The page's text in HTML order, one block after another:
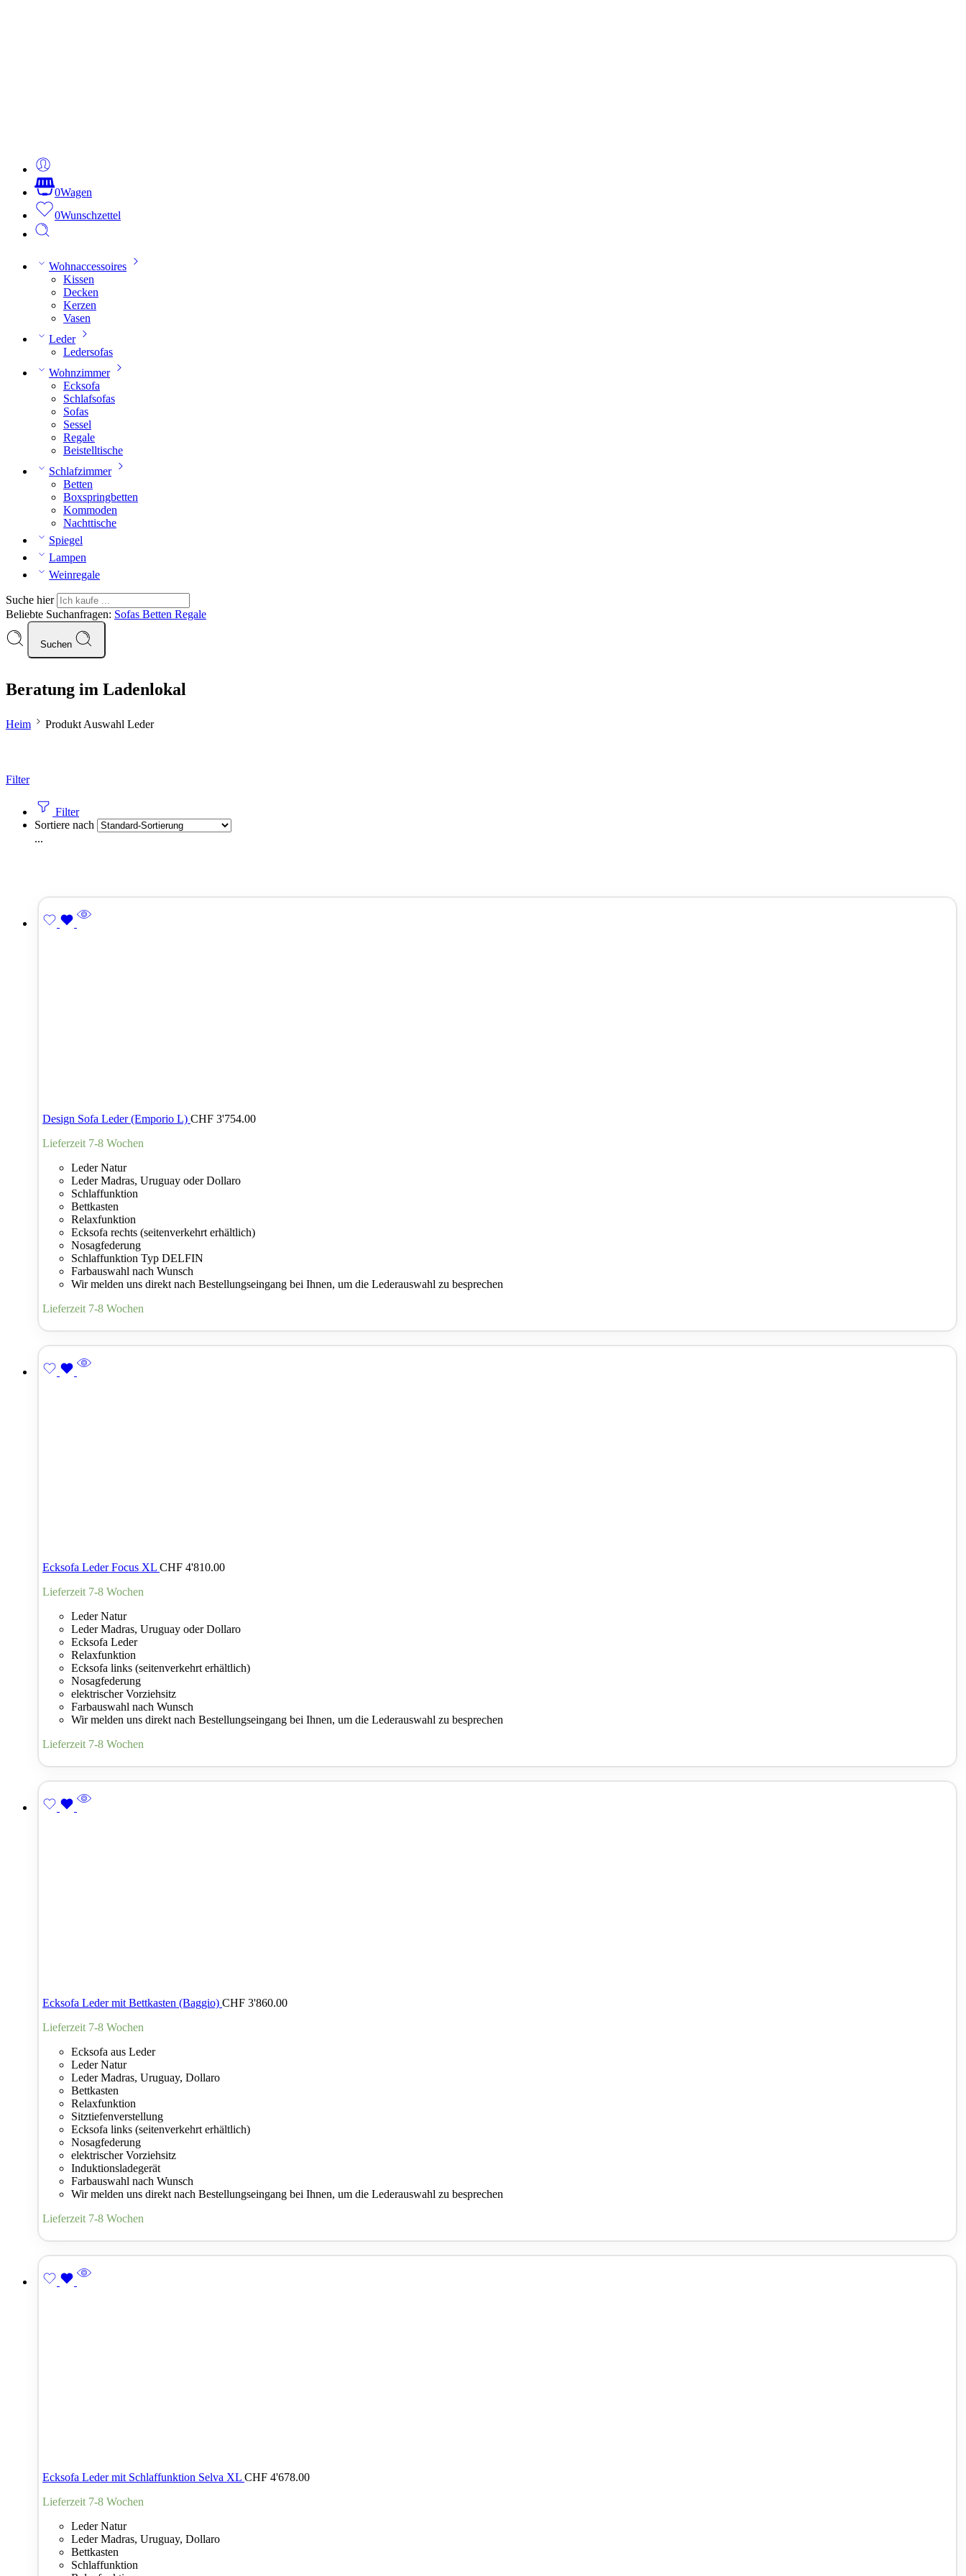
0Wagen
0Wunschzettel
Wohnaccessoires
Kissen
Decken
Kerzen
Vasen
Leder
Ledersofas
Wohnzimmer
Ecksofa
Schlafsofas
Sofas
Sessel
Regale
Beistelltische
Schlafzimmer
Betten
Boxspringbetten
Kommoden
Nachttische
Spiegel
Lampen
Weinregale
Suche hier
Beliebte Suchanfragen: Sofas Betten Regale
Suchen
Beratung im Ladenlokal
Heim Produkt Auswahl Leder
Filter
Filter
Sortiere nach
...
Produkt Funktionen
Design Sofa Leder (Emporio L) CHF 3'754.00
Lieferzeit 7-8 Wochen
Leder Natur
Leder Madras, Uruguay oder Dollaro
Schlaffunktion
Bettkasten
Relaxfunktion
Ecksofa rechts (seitenverkehrt erhältlich)
Nosagfederung
Schlaffunktion Typ DELFIN
Farbauswahl nach Wunsch
Wir melden uns direkt nach Bestellungseingang bei Ihnen, um die Lederauswahl zu besprechen
Lieferzeit 7-8 Wochen
Ecksofa Leder Focus XL CHF 4'810.00
Lieferzeit 7-8 Wochen
Leder Natur
Leder Madras, Uruguay oder Dollaro
Ecksofa Leder
Relaxfunktion
Ecksofa links (seitenverkehrt erhältlich)
Nosagfederung
elektrischer Vorziehsitz
Farbauswahl nach Wunsch
Wir melden uns direkt nach Bestellungseingang bei Ihnen, um die Lederauswahl zu besprechen
Lieferzeit 7-8 Wochen
Ecksofa Leder mit Bettkasten (Baggio) CHF 3'860.00
Lieferzeit 7-8 Wochen
Ecksofa aus Leder
Leder Natur
Leder Madras, Uruguay, Dollaro
Bettkasten
Relaxfunktion
Sitztiefenverstellung
Ecksofa links (seitenverkehrt erhältlich)
Nosagfederung
elektrischer Vorziehsitz
Induktionsladegerät
Farbauswahl nach Wunsch
Wir melden uns direkt nach Bestellungseingang bei Ihnen, um die Lederauswahl zu besprechen
Lieferzeit 7-8 Wochen
Ecksofa Leder mit Schlaffunktion Selva XL CHF 4'678.00
Lieferzeit 7-8 Wochen
Leder Natur
Leder Madras, Uruguay, Dollaro
Bettkasten
Schlaffunktion